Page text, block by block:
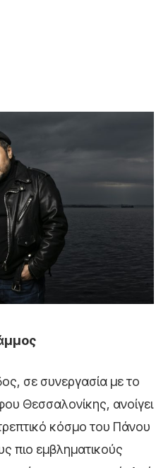
σε συνεργασία με το
Θεσσαλονίκης, ανοίγει
κόσμο του Πάνου
πιο εμβληματικούς